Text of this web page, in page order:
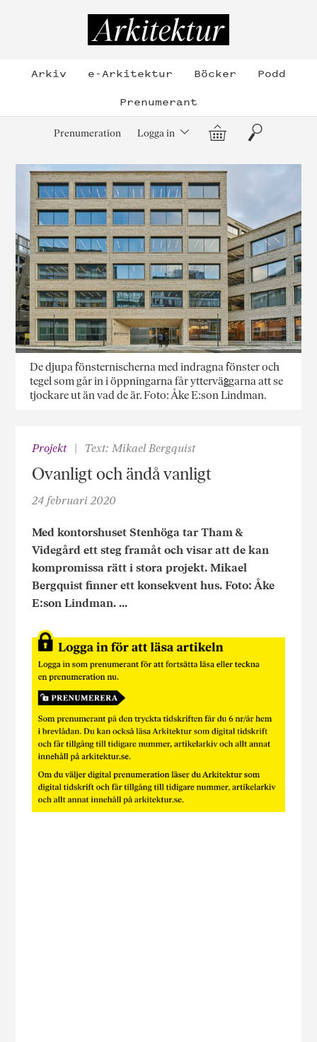
Arkiv e-Arkitektur Böcker
Podd
Prenumerant
Prenumeration Logga in Varukorg
Sök
De djupa fönsternischerna med indragna fönster och
tegel som går in i öppningarna får ytterväggarna att se
tjockare ut än vad de är. Foto: Åke E:son Lindman.
Projekt Text: Mikael Bergquist
Ovanligt och ändå vanligt
24 februari 2020
Med kontorshuset Stenhöga tar Tham &
Videgård ett steg framåt och visar att de kan
kompromissa rätt i stora projekt. Mikael
Bergquist finner ett konsekvent hus. Foto: Åke
E:son Lindman. ...